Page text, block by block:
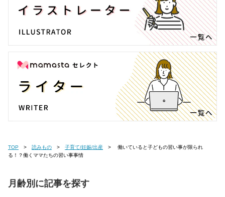
TOP 読みもの 子育て/妊娠/出産
る！？働くママたちの習い事事情
月齢別に記事を探す